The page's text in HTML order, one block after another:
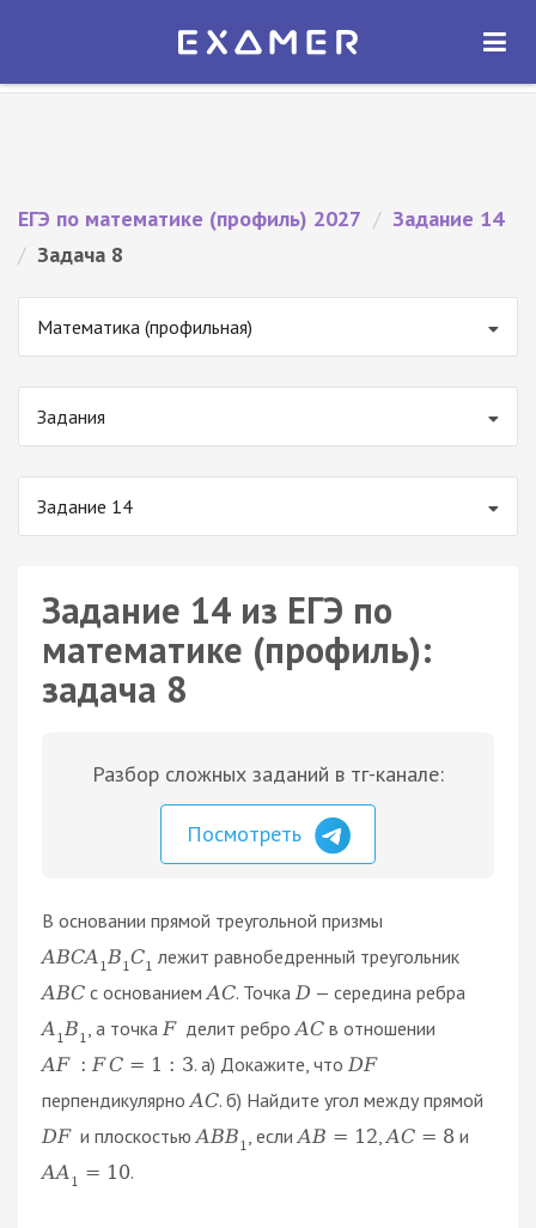
Экзамер — ЕГЭ 2027
ОТКРЫТЬ
ЕГЭ по математике (профиль) 2027 / Задание 14
/ Задача 8
Математика (профильная)
Задания
Задание 14
Задание 14 из ЕГЭ по
математике (профиль):
задача 8
Разбор сложных заданий в тг-канале:
Посмотреть
В основании прямой треугольной призмы
ABCA 1 B1 C1 лежит равнобедренный треугольник
ABC с основанием AC. Точка D — середина ребра
A 1 B1 , а точка F делит ребро ACв отношении
AF : FC = 1 : 3. a) Докажите, что DF
перпендикулярно AC. б) Найдите угол между прямой
DF и плоскостью ABB1 , если AB = 12 AC = 8 и
AA 1 = 10.